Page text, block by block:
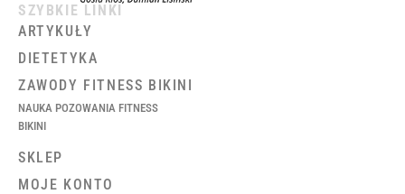
SZYBKIE LINKI
ARTYKUŁY
DIETETYKA
ZAWODY FITNESS BIKINI
NAUKA POZOWANIA FITNESS
BIKINI
SKLEP
MOJE KONTO